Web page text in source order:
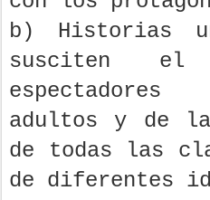
b) Historias
susciten
espectadores
adultos y de
de todas las
de diferentes